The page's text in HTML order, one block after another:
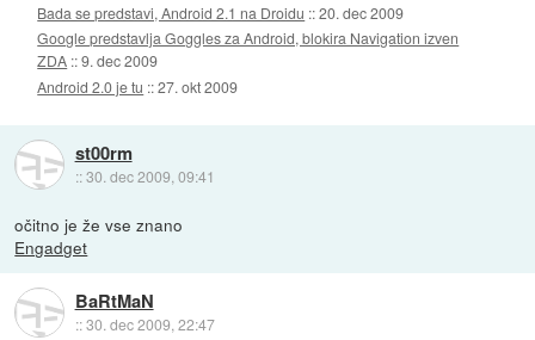
Bada se predstavi, Android 2.1 na Droidu ::20. dec 2009
Google predstavlja Goggles za Android, blokira Navigation izven
ZDA ::9. dec 2009
Android 2.0 je tu ::27. okt 2009
st00rm
::30. dec 2009, 09:41
očitno je že vse znano
Engadget
BaRtMaN
::30. dec 2009, 22:47